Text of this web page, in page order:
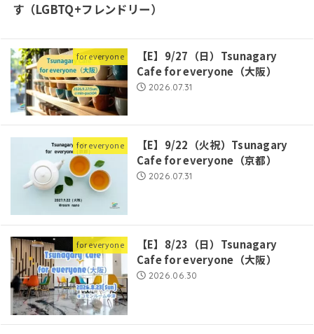
す（LGBTQ+フレンドリー）
for everyone
【E】9/27（日）Tsunagary
Cafe for everyone（大阪）
2026.07.31
for everyone
【E】9/22（火祝）Tsunagary
Cafe for everyone（京都）
2026.07.31
for everyone
【E】8/23（日）Tsunagary
Cafe for everyone（大阪）
2026.06.30